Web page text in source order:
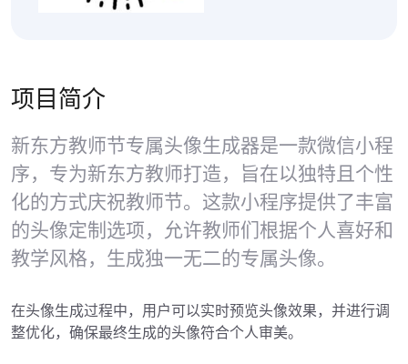
项目简介
新东方教师节专属头像生成器是一款微信小程
序，专为新东方教师打造，旨在以独特且个性
化的方式庆祝教师节。这款小程序提供了丰富
的头像定制选项，允许教师们根据个人喜好和
教学风格，生成独一无二的专属头像。
在头像生成过程中，用户可以实时预览头像效果，并进行调
整优化，确保最终生成的头像符合个人审美。